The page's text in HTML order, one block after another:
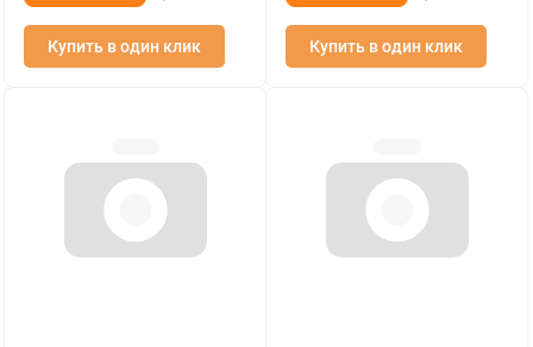
Купить в один клик Купить в один клик